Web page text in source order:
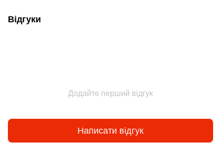
Відгуки
Додайте перший відгук
Написати відгук